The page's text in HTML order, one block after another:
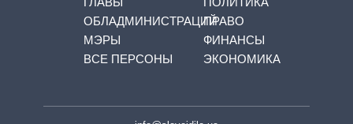
ОБЛАДМИНИСТРАЦИЙ
МЭРЫ
ВСЕ ПЕРСОНЫ
ПРАВО
ФИНАНСЫ
ЭКОНОМИКА